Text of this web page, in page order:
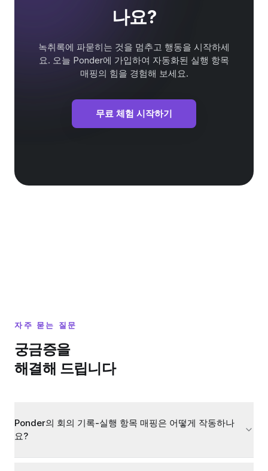
나요?
녹취록에 파묻히는 것을 멈추고 행동을 시작하세
요. 오늘 Ponder에 가입하여 자동화된 실행 항목
매핑의 힘을 경험해 보세요.
무료 체험 시작하기
자주 묻는 질문
궁금증을
해결해 드립니다
Ponder의 회의 기록-실행 항목 매핑은 어떻게 작동하나
요?